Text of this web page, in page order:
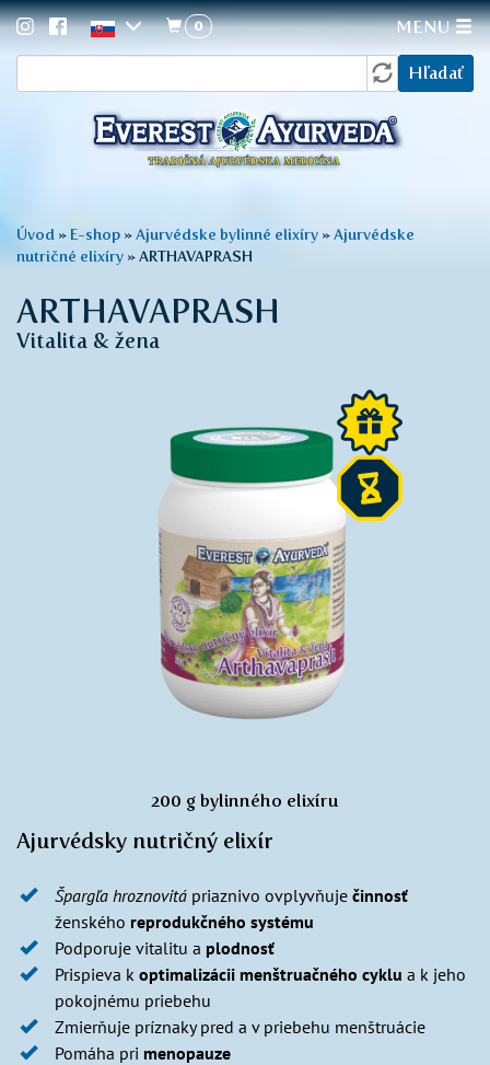
na
Hľadať
0 MENU
Nachádzate
sa
tu
Úvod » E-shop »Ajurvédske bylinné elixíry »Ajurvédske
nutričné elixíry »ARTHAVAPRASH
ARTHAVAPRASH
Vitalita & žena
200 g bylinného elixíru
Ajurvédsky nutričný elixír
Špargľa hroznovitá priaznivo ovplyvňuje činnosť
ženského reprodukčného systému
Podporuje vitalitu a plodnosť
Prispieva k optimalizácii menštruačného cyklu a k jeho
pokojnému priebehu
Zmierňuje príznaky pred a v priebehu menštruácie
Pomáha pri menopauze